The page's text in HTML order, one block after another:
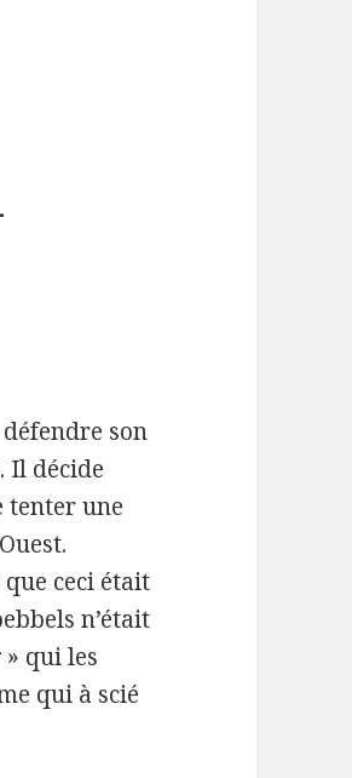
son
Il décide
tenter une
ceci était
n’était
» qui les
qui à scié